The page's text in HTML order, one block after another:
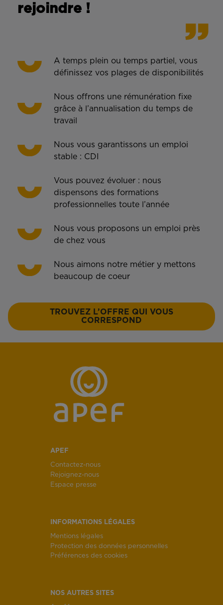
rejoindre !
A temps plein ou temps partiel, vous
définissez vos plages de disponibilités
Nous offrons une rémunération fixe
grâce à l’annualisation du temps de
travail
Nous vous garantissons un emploi
stable : CDI
Vous pouvez évoluer : nous
dispensons des formations
professionnelles toute l’année
Nous vous proposons un emploi près
de chez vous
Nous aimons notre métier y mettons
beaucoup de coeur
TROUVEZ L’OFFRE QUI VOUS
CORRESPOND
APEF
Contactez-nous
Rejoignez-nous
Espace presse
INFORMATIONS LÉGALES
Mentions légales
Protection des données personnelles
Préférences des cookies
NOS AUTRES SITES